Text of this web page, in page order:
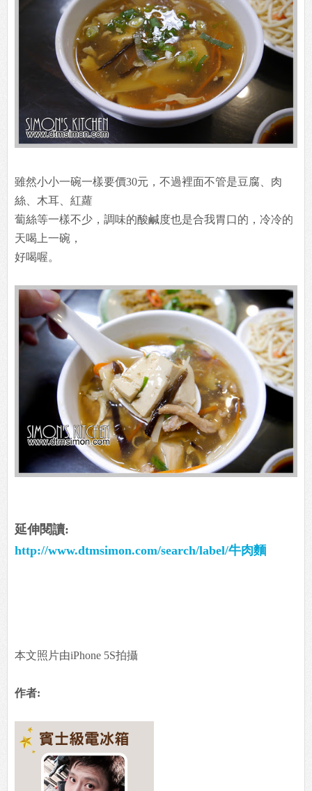
雖然小小一碗一樣要價30元，不過裡面不管是豆腐、肉
絲、木耳、紅蘿
蔔絲等一樣不少，調味的酸鹹度也是合我胃口的，冷冷的
天喝上一碗，
好喝喔。
延伸閱讀:
http://www.dtmsimon.com/search/label/牛肉麵
本文照片由iPhone 5S拍攝
作者: